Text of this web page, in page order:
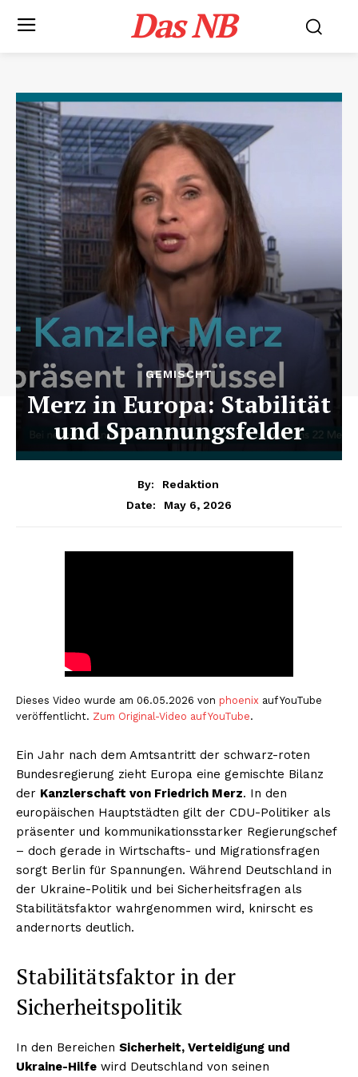
Das NB
GEMISCHT
Merz in Europa: Stabilität
und Spannungsfelder
By:
Redaktion
Date:
May 6, 2026
Dieses Video wurde am 06.05.2026 von phoenix auf YouTube
veröffentlicht. Zum Original-Video auf YouTube.
Ein Jahr nach dem Amtsantritt der schwarz-roten
Bundesregierung zieht Europa eine gemischte Bilanz
der Kanzlerschaft von Friedrich Merz. In den
europäischen Hauptstädten gilt der CDU-Politiker als
präsenter und kommunikationsstarker Regierungschef
– doch gerade in Wirtschafts- und Migrationsfragen
sorgt Berlin für Spannungen. Während Deutschland in
der Ukraine-Politik und bei Sicherheitsfragen als
Stabilitätsfaktor wahrgenommen wird, knirscht es
andernorts deutlich.
Stabilitätsfaktor in der
Sicherheitspolitik
In den Bereichen Sicherheit, Verteidigung und
Ukraine-Hilfe wird Deutschland von seinen